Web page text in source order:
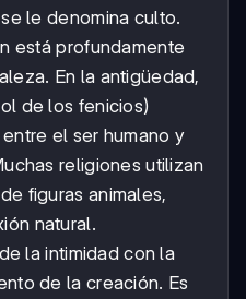
le denomina culto.
está profundamente
En la antigüedad,
de los fenicios)
el ser humano y
religiones utilizan
figuras animales,
natural.
la intimidad con la
de la creación. Es